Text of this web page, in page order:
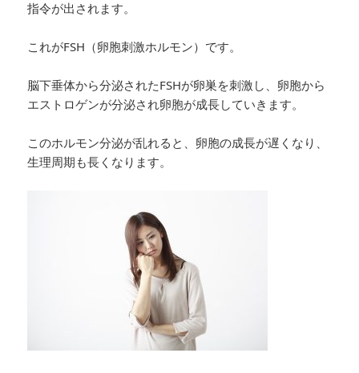
指令が出されます。
これがFSH（卵胞刺激ホルモン）です。
脳下垂体から分泌されたFSHが卵巣を刺激し、卵胞から
エストロゲンが分泌され卵胞が成長していきます。
このホルモン分泌が乱れると、卵胞の成長が遅くなり、
生理周期も長くなります。